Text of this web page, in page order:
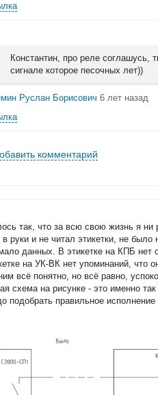
Константин, про реле соглашусь,
сигнале которое песочных лет))
Руслан Борисович 6 лет назад
комментарий
так, что за всю свою жизнь я
в руки и не читал этикетки, не
данных. В этикетке на КПБ нет
на УК-ВК нет упоминаний, что
всё понятно, но всё равно,
схема на рисунке - это именно
подобрать правильное